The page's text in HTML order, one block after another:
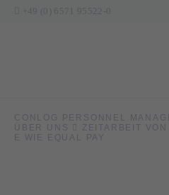
CONLOG PERSONNEL
ÜBER UNS
ZEITARBEIT
E WIE EQUAL PAY